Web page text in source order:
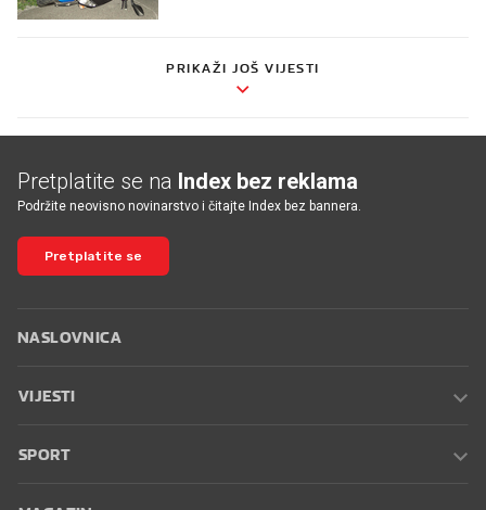
PRIKAŽI JOŠ VIJESTI
Pretplatite se na Index bez reklama
Podržite neovisno novinarstvo i čitajte Index bez bannera.
Pretplatite se
NASLOVNICA
VIJESTI
SPORT